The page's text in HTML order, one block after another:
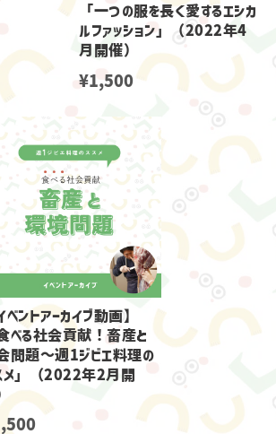
「一つの服を長く愛するエシカ
ルファッション」（2022年4
月開催）
¥1,500
ベントアーカイブ動画】
べる社会貢献！畜産と
問題～週1ジビエ料理の
メ」（2022年2月開